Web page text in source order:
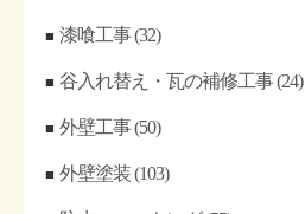
漆喰工事(32)
谷入れ替え・瓦の補修工事(24)
外壁工事(50)
外壁塗装(103)